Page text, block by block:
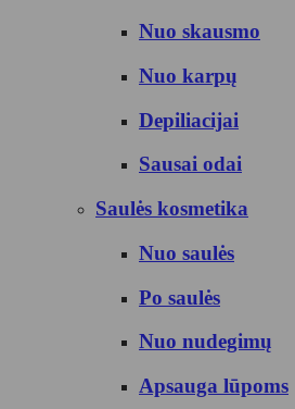
Nuo skausmo
Nuo karpų
Depiliacijai
Sausai odai
Saulės kosmetika
Nuo saulės
Po saulės
Nuo nudegimų
Apsauga lūpoms